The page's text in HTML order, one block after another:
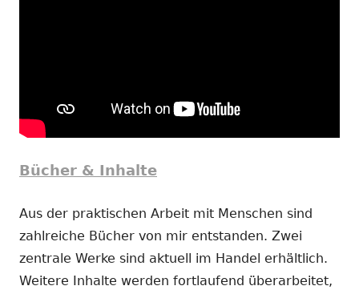
Bücher & Inhalte
Aus der praktischen Arbeit mit Menschen sind
zahlreiche Bücher von mir entstanden. Zwei
zentrale Werke sind aktuell im Handel erhältlich.
Weitere Inhalte werden fortlaufend überarbeitet,